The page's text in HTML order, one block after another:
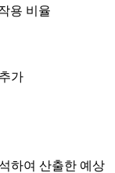
용 비율
가
하여 산출한 예상